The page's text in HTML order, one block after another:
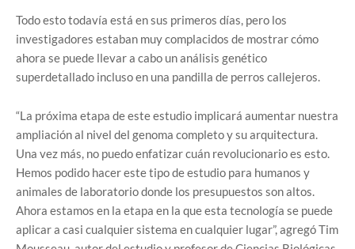
Todo esto todavía está en sus primeros días, pero los
investigadores estaban muy complacidos de mostrar cómo
ahora se puede llevar a cabo un análisis genético
superdetallado incluso en una pandilla de perros callejeros.
“La próxima etapa de este estudio implicará aumentar nuestra
ampliación al nivel del genoma completo y su arquitectura.
Una vez más, no puedo enfatizar cuán revolucionario es esto.
Hemos podido hacer este tipo de estudio para humanos y
animales de laboratorio donde los presupuestos son altos.
Ahora estamos en la etapa en la que esta tecnología se puede
aplicar a casi cualquier sistema en cualquier lugar”, agregó Tim